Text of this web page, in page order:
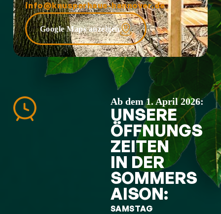
info@knusperhaus-hannover.de
Google Maps anzeigen
Ab dem 1. April 2026:
UNSERE
ÖFFNUNGS
ZEITEN
IN DER
SOMMERS
AISON:
SAMSTAG